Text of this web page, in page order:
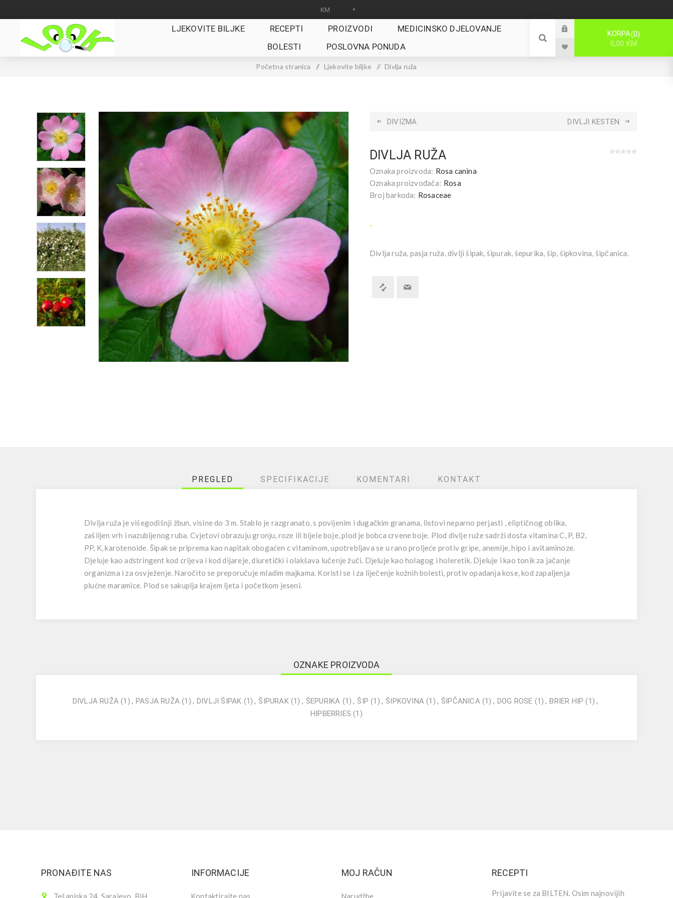
LJEKOVITE BILJKE RECEPTI PROIZVODI
MEDICINSKO DJELOVANJE
BOLESTI
POSLOVNA PONUDA
KORPA 0
0,00 KM
Početna stranica / Ljekovite biljke / Divlja ruža
DIVIZMA DIVLJI KESTEN
DIVLJA RUŽA
Oznaka proizvoda: Rosa canina
Oznaka proizvođača: Rosa
Broj barkoda: Rosaceae
.
Divlja ruža, pasja ruža, divlji šipak, šipurak, šepurika, šip, šipkovina, šipčanica.
PREGLED SPECIFIKACIJE KOMENTARI KONTAKT
Divlja ruža je višegodišnji žbun, visine do 3 m. Stablo je razgranato, s povijenim i dugačkim granama, listovi neparno perjasti , eliptičnog oblika,
zašiljen vrh i nazubljenog ruba. Cvjetovi obrazuju gronju, roze ili bijele boje, plod je bobca crvene boje. Plod divlje ruže sadrži dosta vitamina C, P, B2,
PP, K, karotenoide. Šipak se priprema kao napitak obogaćen c vitaminom, upotrebljava se u rano proljeće protiv gripe, anemije, hipo i avitaminoze.
Djeluje kao adstringent kod crijeva i kod dijareje, diuretički i olakšava lučenje žuči. Djeluje kao holagog i holeretik. Djeluje i kao tonik za jačanje
organizma i za osvježenje. Naročito se preporučuje mladim majkama. Koristi se i za liječenje kožnih bolesti, protiv opadanja kose, kod zapaljenja
plućne maramice. Plod se sakuplja krajem ljeta i početkom jeseni.
OZNAKE PROIZVODA
DIVLJA RUŽA (1) , PASJA RUŽA (1) , DIVLJI ŠIPAK (1) , ŠIPURAK (1) , ŠEPURIKA (1) , ŠIP (1) , ŠIPKOVINA (1) , ŠIPČANICA (1) , DOG ROSE (1) , BRIER HIP (1) ,
HIPBERRIES (1)
PRONAĐITE NAS
Tešanjska 24, Sarajevo, BiH
INFORMACIJE
Kontaktirajte nas
MOJ RAČUN
Narudžbe
RECEPTI
Prijavite se za BILTEN. Osim najnovijih